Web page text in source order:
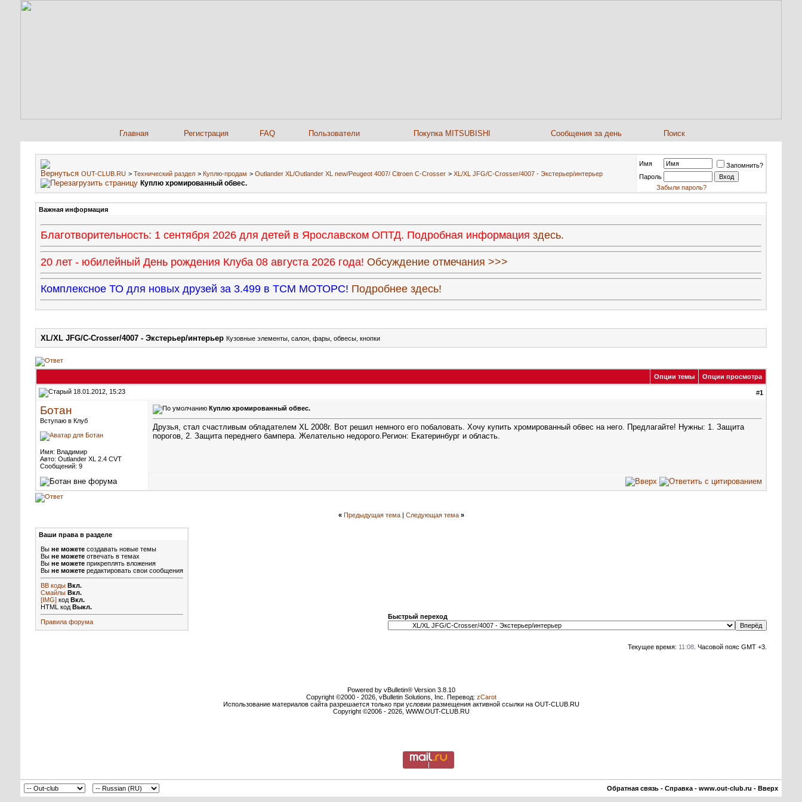
Главная Регистрация FAQ Пользователи Покупка MITSUBISHI Сообщения за день Поиск
OUT-CLUB.RU > Технический раздел > Куплю-продам > Outlander XL/Outlander XL new/Peugeot 4007/ Citroen C-Сrosser > XL/XL JFG/C-Crosser/4007 - Экстерьер/интерьер
Куплю хромированный обвес.
Имя
Запомнить?
Пароль
Забыли пароль?
Важная информация
Благотворительность: 1 сентября 2026 для детей в Ярославском ОПТД. Подробная информация здесь.
20 лет - юбилейный День рождения Клуба 08 августа 2026 года! Обсуждение отмечания >>>
Комплексное ТО для новых друзей за 3.499 в ТСМ МОТОРС! Подробнее здесь!
XL/XL JFG/C-Crosser/4007 - Экстерьер/интерьер Кузовные элементы, салон, фары, обвесы, кнопки
Опции темы Опции просмотра
18.01.2012, 15:23 #1
Ботан
Вступаю в Клуб
Имя: Владимир
Авто: Outlander XL 2.4 CVT
Сообщений: 9
Куплю хромированный обвес.
Друзья, стал счастливым обладателем XL 2008г. Вот решил немного его побаловать. Хочу купить хромированный обвес на него. Предлагайте! Нужны: 1. Защита
порогов, 2. Защита переднего бампера. Желательно недорого.Регион: Екатеринбург и область.
« Предыдущая тема| Следующая тема »
Ваши права в разделе
Вы не можете создавать новые темы
Вы не можете отвечать в темах
Вы не можете прикреплять вложения
Вы не можете редактировать свои сообщения
BB коды Вкл.
Смайлы Вкл.
[IMG] код Вкл.
HTML код Выкл.
Правила форума
Быстрый переход
Текущее время: 11:08 . Часовой пояс GMT +3.
Powered by vBulletin® Version 3.8.10
Copyright ©2000 - 2026, vBulletin Solutions, Inc. Перевод: zCarot
Использование материалов сайта разрешается только при условии размещения активной ссылки на OUT-CLUB.RU
Copyright ©2006 - 2026, WWW.OUT-CLUB.RU
Обратная связь - Справка - www.out-club.ru - Вверх